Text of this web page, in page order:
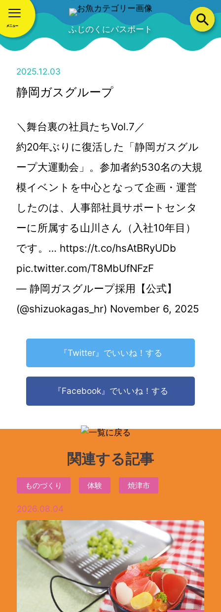
ふじのくにパスポート
2025.12.03
静岡ガスグループ
＼舞台裏の社員たちVol.7／
約20年ぶりに復活した「静岡ガスグル
ープ大運動会」。参加者約530名の大規
模イベントを中心となって企画・運営
したのは、人事部社員サポートセンタ
ーに所属する山川さん（入社10年目）
です。… https://t.co/hsAtBRyUDb
pic.twitter.com/T8MbUfNFzF
— 静岡ガスグループ採用【公式】
(@shizuokagas_hr) November 6, 2025
『Twitter』でいいね！する
『Facebook』でいいね！する
関連する記事
ものづくり 体験 焼津市
2026.08.04